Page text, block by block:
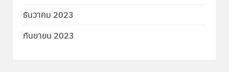
ธันวาคม 2023
กันยายน 2023